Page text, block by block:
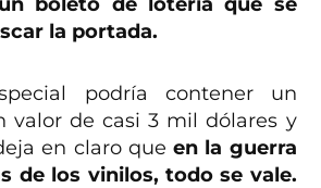
la portada.
podría contener un
valor de casi 3 mil dólares y
en claro que en la guerra
de los vinilos, todo se vale.